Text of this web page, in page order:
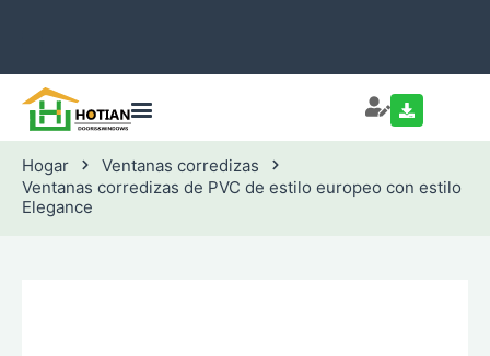
Hogar
Ventanas corredizas
Ventanas corredizas de PVC de estilo europeo con estilo
Elegance